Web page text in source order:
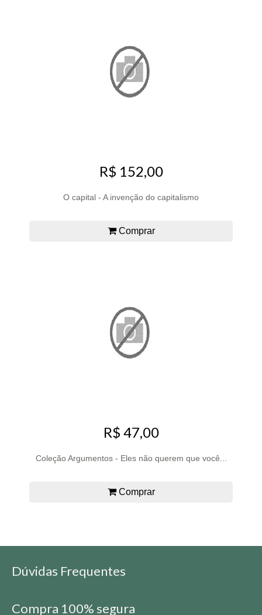
R$ 152,00
O capital - A invenção do capitalismo
Comprar
R$ 47,00
Coleção Argumentos - Eles não querem que você...
Comprar
Dúvidas Frequentes
Compra 100% segura